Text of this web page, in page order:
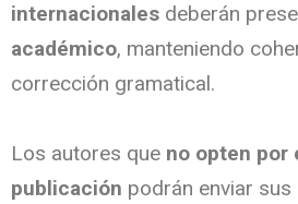
internacionales deberán
académico, manteniendo
corrección gramatical.
Los autores que no opten por
publicación podrán enviar